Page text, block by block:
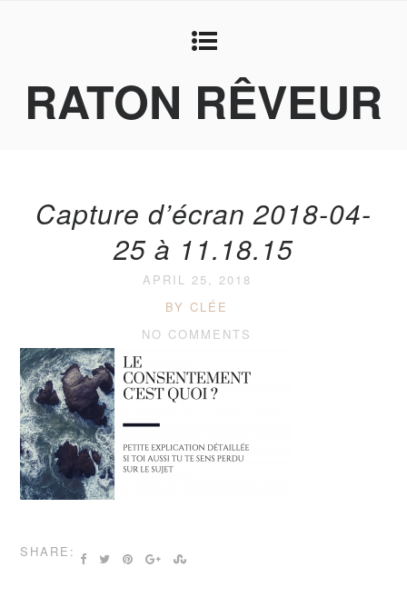
RATON RÊVEUR
Capture d’écran 2018-04-
25 à 11.18.15
APRIL 25, 2018
BY CLÉE
NO COMMENTS
SHARE: